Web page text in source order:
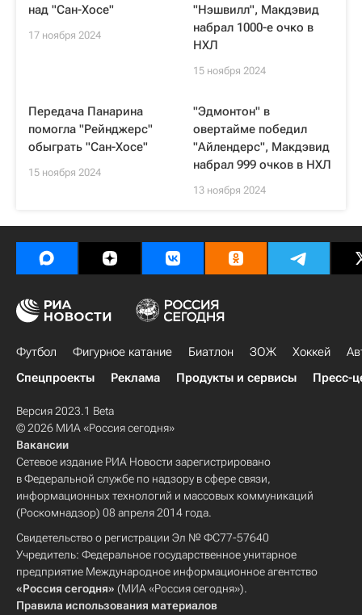
над "Сан-Хосе"
17 ноября 2024
"Нэшвилл", Макдэвид
набрал 1000-е очко в
НХЛ
15 ноября 2024
Передача Панарина
помогла "Рейнджерс"
обыграть "Сан-Хосе"
15 ноября 2024
"Эдмонтон" в
овертайме победил
"Айлендерс", Макдэвид
набрал 999 очков в НХЛ
13 ноября 2024
Футбол Фигурное катание Биатлон ЗОЖ Хоккей
Спецпроекты
Реклама Продукты и сервисы Пресс-
Версия 2023.1 Beta
© 2026 МИА «Россия сегодня»
Вакансии
Сетевое издание РИА Новости зарегистрировано
в Федеральной службе по надзору в сфере связи,
информационных технологий и массовых коммуникаций
(Роскомнадзор) 08 апреля 2014 года.
Свидетельство о регистрации Эл № ФС77-57640
Учредитель: Федеральное государственное унитарное
предприятие Международное информационное агентство
«Россия сегодня» (МИА «Россия сегодня»).
Правила использования материалов